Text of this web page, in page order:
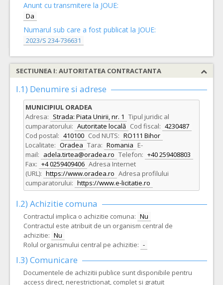
Anunt cu transmitere la JOUE:
Da
Numarul sub care a fost publicat la JOUE:
2023/S 234-736631
SECTIUNEA I: AUTORITATEA CONTRACTANTA
I.1) Denumire si adrese
MUNICIPIUL ORADEA
Adresa: Strada: Piata Unirii, nr. 1 Tipul juridic al
cumparatorului: Autoritate locală Cod fiscal: 4230487
Cod postal: 410100 Cod NUTS: RO111 Bihor
Localitate: Oradea Tara: Romania E-
mail: adela.tirtea@oradea.ro Telefon: +40 259408803
Fax: +4 0259409406 Adresa Internet
(URL): https://www.oradea.ro Adresa profilului
cumparatorului: https://www.e-licitatie.ro
I.2) Achizitie comuna
Contractul implica o achizitie comuna: Nu
Contractul este atribuit de un organism central de
achizitie: Nu
Rolul organismului central pe achizitie: -
I.3) Comunicare
Documentele de achizitii publice sunt disponibile pentru
access direct, nerestrictionat, complet si gratuit